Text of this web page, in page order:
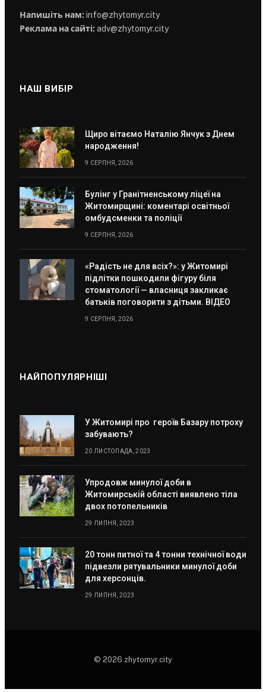
Напишіть нам: info@zhytomyr.city
Реклама на сайті: adv@zhytomyr.city
НАШ ВИБІР
Щиро вітаємо Наталію Янчук з Днем
народження!
9 СЕРПНЯ, 2026
Булінг у Гранітненському ліцеї на
Житомирщині: коментарі освітньої
омбудсменки та поліції
9 СЕРПНЯ, 2026
«Радість не для всіх?»: у Житомирі
підлітки пошкодили фігуру біля
стоматології — власниця закликає
батьків поговорити з дітьми. ВІДЕО
9 СЕРПНЯ, 2026
НАЙПОПУЛЯРНІШІ
У Житомирі про героїв Базару потроху
забувають?
20 ЛИСТОПАДА, 2023
Упродовж минулої доби в
Житомирській області виявлено тіла
двох потопельників
29 ЛИПНЯ, 2023
20 тонн питної та 4 тонни технічної води
підвезли рятувальники минулої доби
для херсонців.
29 ЛИПНЯ, 2023
© 2026 zhytomyr.city